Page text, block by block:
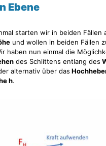
Ebene
starten wir in beiden Fällen
und wollen in beiden Fällen
haben nun einmal die
des Schlittens entlang des
alternativ über das
h.